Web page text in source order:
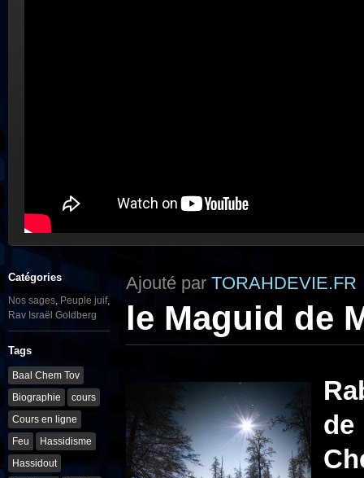
Catégories
Nos sages, Peuple juif,
Rav Israël Goldberg
Tags
Baal Chem Tov
Biographie
cours
Cours en ligne
Feu
Hassidisme
Hassidout
Ajouté par TORAHDEVIE.FR
le Maguid de